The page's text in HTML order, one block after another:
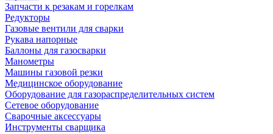
Запчасти к резакам и горелкам
Редукторы
Газовые вентили для сварки
Рукава напорные
Баллоны для газосварки
Манометры
Машины газовой резки
Медицинское оборудование
Оборудование для газораспределительных систем
Сетевое оборудование
Сварочные аксессуары
Инструменты сварщика